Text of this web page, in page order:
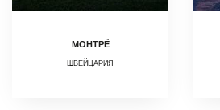
МОНТРЁ
ШВЕЙЦАРИЯ